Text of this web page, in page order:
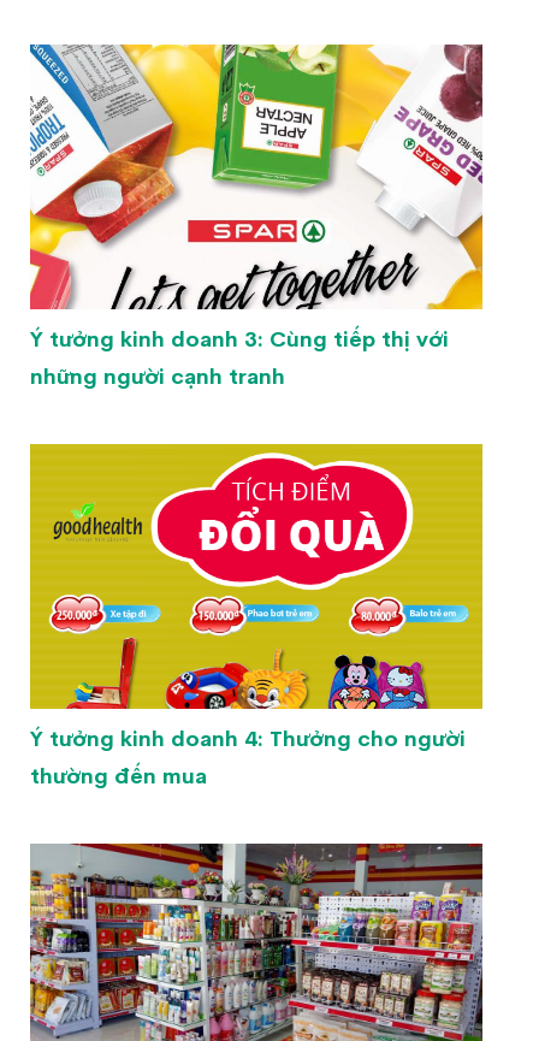
Ý tưởng kinh doanh 3: Cùng tiếp thị với
những người cạnh tranh
Ý tưởng kinh doanh 4: Thưởng cho người
thường đến mua